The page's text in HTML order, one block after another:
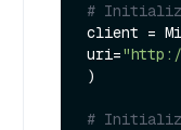
#
client =
uri=
)
# Initialize